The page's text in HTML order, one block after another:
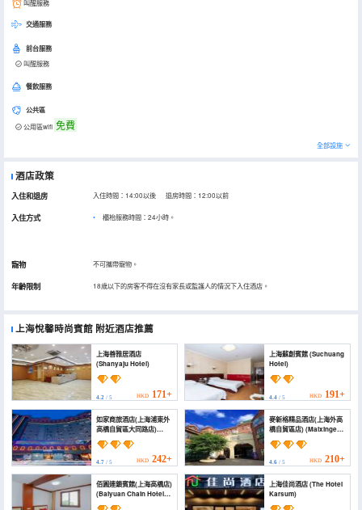
叫醒服務
交通服務
前台服務
叫醒服務
餐飲服務
公共區
公用區wifi 免費
全部設施
酒店政策
入住和退房 入住時間：14:00以後 退房時間：12:00以前
入住方式 櫃枱服務時間：24小時。
寵物 不可攜帶寵物。
年齡限制 18歲以下的房客不得在沒有家長或監護人的情況下入住酒店。
上海悅馨時尚賓館 附近酒店推薦
上海善雅居酒店
(Shanyaju Hotel)
4.2 / 5 HKD 171+
上海蘇創賓館 (Suchuang
Hotel)
4.4/ 5 HKD 191+
如家商旅酒店(上海浦東外
高橋自貿區大同路店)
(Homeinn Selected
Hotel (Shanghai
Pudong Waigaoqiao
Free Trade Zone
Datong Road))
4.7 / 5 HKD 242+
麥新格精品酒店(上海外高
橋自貿區店) (Maixinge
Boutique Hotel
(Shanghai Waigaoqiao
Free Trade Zone))
4.6/ 5 HKD 210+
佰圓連鎖賓館(上海高橋店)
(Baiyuan Chain Hotel
(Shanghai Gaoqiao))
上海佳尚酒店 (The Hotel
Karsum)